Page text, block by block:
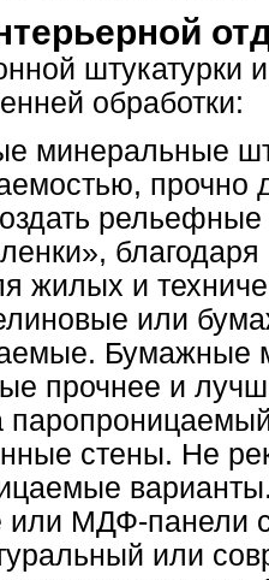
штукатурки
обработки:
минеральные
прочно
жилых и
или
прочнее и
стены. Не
МДФ-панели
или